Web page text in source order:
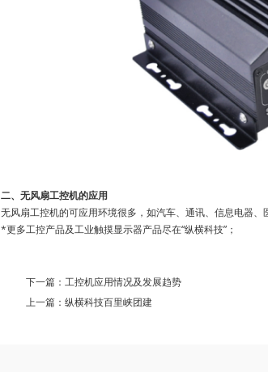
二、无风扇工控机的应用
无风扇工控机的可应用环境很多，如汽车、通讯、信息电器
*更多工控产品及工业触摸显示器产品尽在“纵横科技”；
下一篇： 工控机应用情况及发展趋势
上一篇： 纵横科技百里峡团建